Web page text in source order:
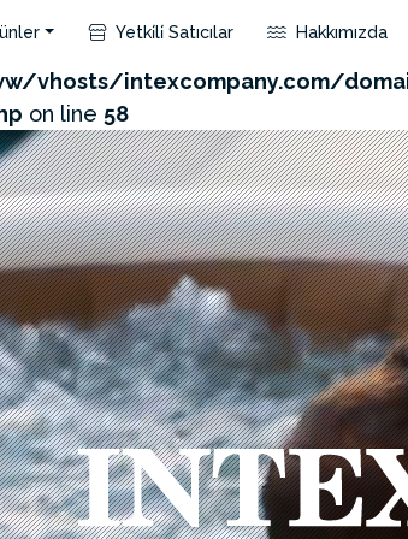
product/
vhosts/intexcompany.com/
on line 58
Yetki̇li̇ Satıcılar Hakkımızda